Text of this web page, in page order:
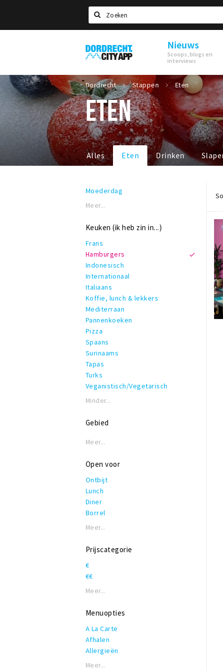
Zoeken
Dordrecht
City
Nieuws
Scoops, blogs en
interviews
Dordrecht Stappen Eten
ETEN
Alles Eten Drinken
Moederdag
Meer...
Keuken (ik heb zin in...)
Frans
Hamburgers
Indonesisch
Internationaal
Italiaans
Koffie, lunch & lekkers
Mediterraan
Pannenkoeken
Pizza
Spaans
Surinaams
Tapas
Turks
Veganistisch/Vegetarisch
Minder...
Gebied
Meer...
Open voor
Ontbijt
Lunch
Diner
Borrel
Meer...
Prijscategorie
€
€€
Meer...
Menuopties
A La Carte
Afhalen
Allergieën
Biologisch
Meer...